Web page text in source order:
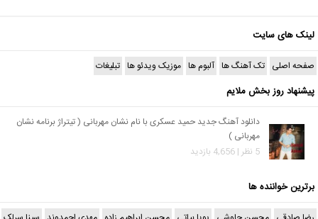
لینک های سایت
صفحه اصلی تک آهنگ ها آلبوم ها موزیک ویدئو ها تبلیغات
پیشنهاد روز بخش ملایم
دانلود آهنگ جدید حمید عسکری با نام نشان مهربانی ( تیتراژ برنامه نشان
مهربانی )
5 نظر | 4,656 بازدید
برترین خواننده ها